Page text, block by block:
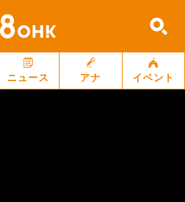
ニュース アナ イベント